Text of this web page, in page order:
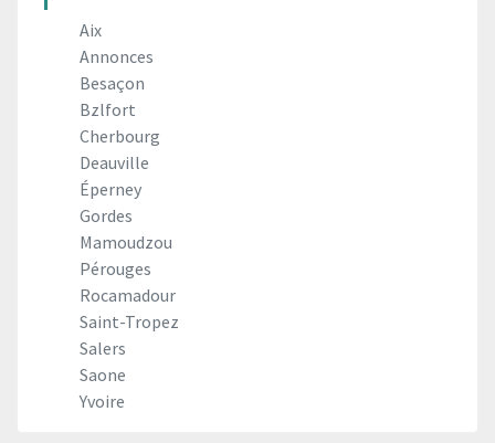
Aix
Annonces
Besaçon
Bzlfort
Cherbourg
Deauville
Éperney
Gordes
Mamoudzou
Pérouges
Rocamadour
Saint-Tropez
Salers
Saone
Yvoire